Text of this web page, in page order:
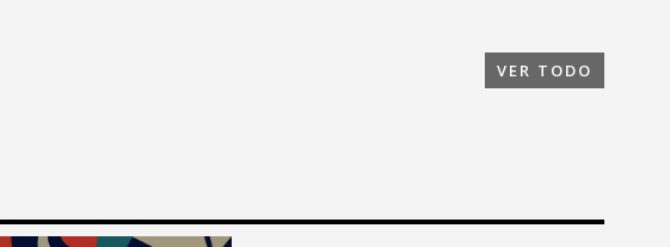
VER TODO